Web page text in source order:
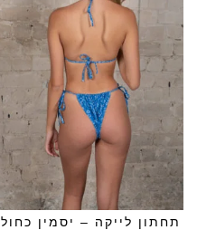
תחתון לייקה – יסמין כחול